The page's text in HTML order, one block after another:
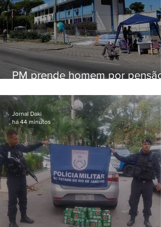
PM prende homem por pensão
Jornal Daki
há 44 minutos